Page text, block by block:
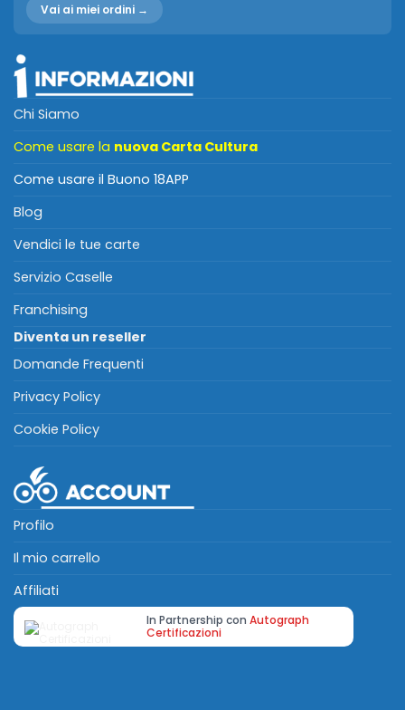
Vai ai miei ordini →
Chi Siamo
Come usare la nuova Carta Cultura
Come usare il Buono 18APP
Blog
Vendici le tue carte
Servizio Caselle
Franchising
Diventa un reseller
Domande Frequenti
Privacy Policy
Cookie Policy
Profilo
Il mio carrello
Affiliati
In Partnership con Autograph
Certificazioni